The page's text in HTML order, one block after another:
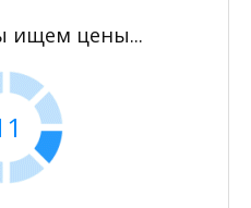
ищем цены...